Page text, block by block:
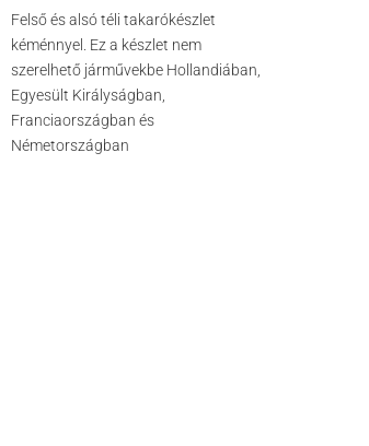
Felső és alsó téli takarókészlet
kéménnyel. Ez a készlet nem
szerelhető járművekbe Hollandiában,
Egyesült Királyságban,
Franciaországban és
Németországban